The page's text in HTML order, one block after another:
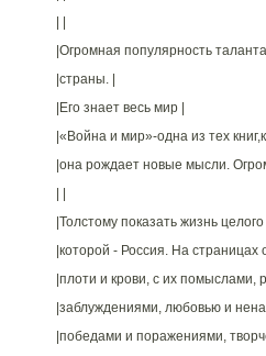
|Огромная популярность
|страны. |
|Его знает весь мир |
|«Война и мир»-одна из тех
|она рождает новые мысли.
|Толстому показать жизнь
|которой - Россия. На
|плоти и крови, с их помыслами,
|заблуждениями, любовью и
|победами и поражениями,